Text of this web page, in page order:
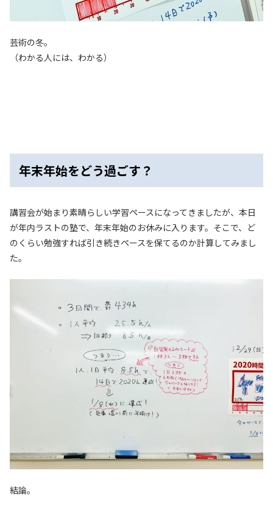
芸術の冬。
（わかる人には、わかる）
年末年始をどう過ごす？
講習会が始まり素晴らしい学習ペースになってきましたが、本日
が年内ラストの塾で、年末年始のお休みに入ります。そこで、ど
のくらい勉強すれば引き続きペースを保てるのか計算してみまし
た。
結論。